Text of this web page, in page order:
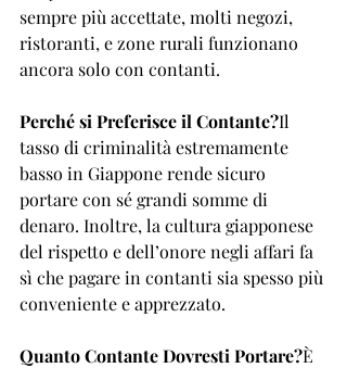
sempre più accettate, molti negozi,
ristoranti, e zone rurali funzionano
ancora solo con contanti.
Perché si Preferisce il Contante?Il
tasso di criminalità estremamente
basso in Giappone rende sicuro
portare con sé grandi somme di
denaro. Inoltre, la cultura giapponese
del rispetto e dell’onore negli affari fa
sì che pagare in contanti sia spesso più
conveniente e apprezzato.
Quanto Contante Dovresti Portare?È